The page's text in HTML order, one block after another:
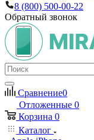
8 (800) 500-00-22
Обратный звонок
Сравнение0
Отложенные 0
Корзина 0
Каталог